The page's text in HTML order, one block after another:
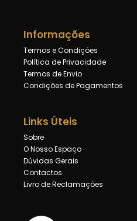
Informações
Termos e Condições
Política de Privacidade
Termos de Envio
Condições de Pagamentos
Links Úteis
Sobre
O Nosso Espaço
Dúvidas Gerais
Contactos
Livro de Reclamações